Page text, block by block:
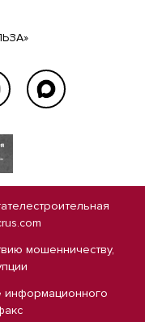
мошенничеству,
информационного